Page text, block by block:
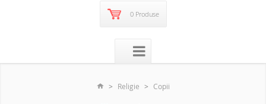
0 Produse
Religie Copii